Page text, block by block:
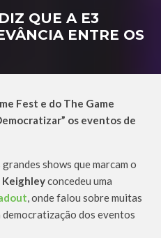
QUE A E3
ENTRE OS
Fest e do The Game
os eventos de
shows que marcam o
Keighleyconcedeu uma
, onde falou sobre muitas
dos eventos